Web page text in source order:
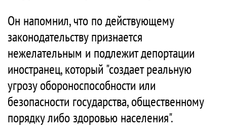
Он напомнил, что по действующему
законодательству признается
нежелательным и подлежит депортации
иностранец, который "создает реальную
угрозу обороноспособности или
безопасности государства, общественному
порядку либо здоровью населения".